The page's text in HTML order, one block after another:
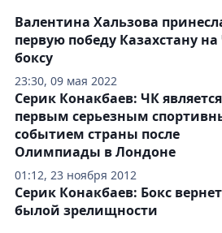
23:30, 09 мая 2022
Валентина Хальзова
первую победу Казахстану
боксу
01:12, 23 ноября 2012
Серик Конакбаев: ЧК является
первым серьезным
событием страны после
Олимпиады в Лондоне
Серик Конакбаев: Бокс
былой зрелищности